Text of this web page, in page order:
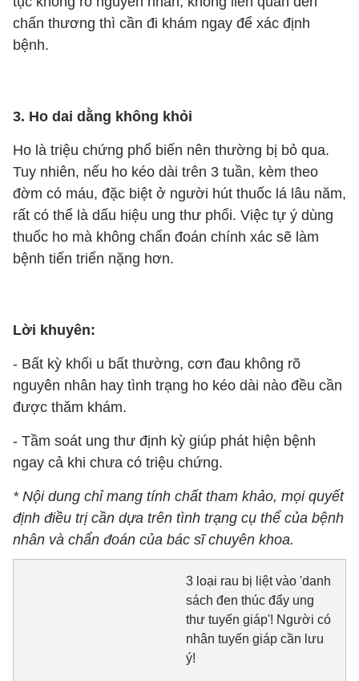
chấn thương thì cần đi khám ngay để xác định
bệnh.
3. Ho dai dằng không khỏi
Ho là triệu chứng phổ biến nên thường bị bỏ qua.
Tuy nhiên, nếu ho kéo dài trên 3 tuần, kèm theo
đờm có máu, đặc biệt ở người hút thuốc lá lâu năm,
rất có thể là dấu hiệu ung thư phổi. Việc tự ý dùng
thuốc ho mà không chẩn đoán chính xác sẽ làm
bệnh tiến triển nặng hơn.
Lời khuyên:
- Bất kỳ khối u bất thường, cơn đau không rõ
nguyên nhân hay tình trạng ho kéo dài nào đều cần
được thăm khám.
- Tầm soát ung thư định kỳ giúp phát hiện bệnh
ngay cả khi chưa có triệu chứng.
* Nội dung chỉ mang tính chất tham khảo, mọi quyết
định điều trị cần dựa trên tình trạng cụ thể của bệnh
nhân và chẩn đoán của bác sĩ chuyên khoa.
3 loại rau bị liệt vào 'danh
sách đen thúc đẩy ung
thư tuyến giáp'! Người có
nhân tuyến giáp cần lưu
ý!